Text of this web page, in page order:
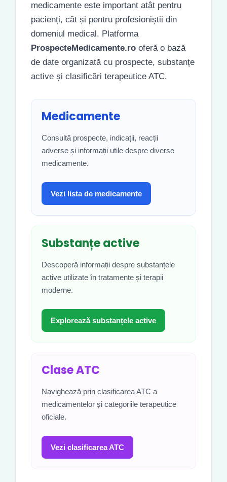
medicamente este important atât pentru
pacienți, cât și pentru profesioniștii din
domeniul medical. Platforma
ProspecteMedicamente.ro oferă o bază
de date organizată cu prospecte, substanțe
active și clasificări terapeutice ATC.
Medicamente
Consultă prospecte, indicații, reacții
adverse și informații utile despre diverse
medicamente.
Vezi lista de medicamente
Substanțe active
Descoperă informații despre substanțele
active utilizate în tratamente și terapii
moderne.
Explorează substanțele active
Clase ATC
Navighează prin clasificarea ATC a
medicamentelor și categoriile terapeutice
oficiale.
Vezi clasificarea ATC